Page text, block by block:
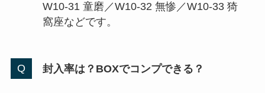
W10-31 童磨／W10-32 無惨／W10-33 猗
窩座などです。
封入率は？BOXでコンプできる？